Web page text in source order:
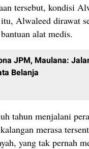
tersebut, kondisi
Alwaleed dirawat
alat medis.
JPM, Maulana:
Belanja
tahun menjalani
merasa
yang tak pernah